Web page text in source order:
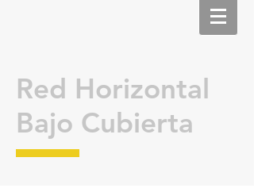
Red Horizontal
Bajo Cubierta